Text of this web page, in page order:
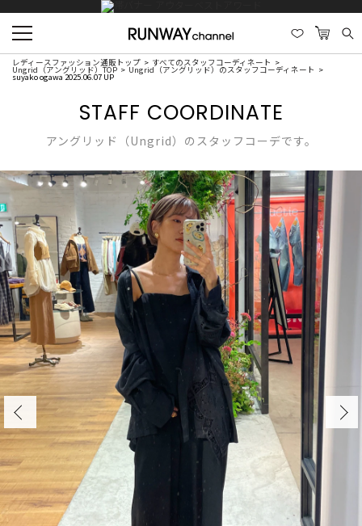
レディースファッション通販トップ すべてのスタッフコーディネート
Ungrid（アングリッド）TOP Ungrid（アングリッド）のスタッフコーディネート
suyako ogawa 2025.06.07 UP
STAFF COORDINATE
アングリッド（Ungrid）のスタッフコーデです。